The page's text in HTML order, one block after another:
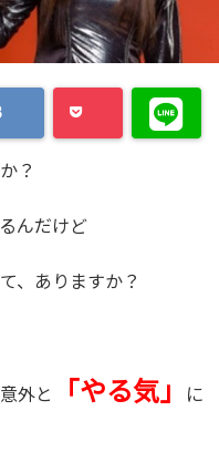
？
んだけど
、ありますか？
外と 「やる気」 に